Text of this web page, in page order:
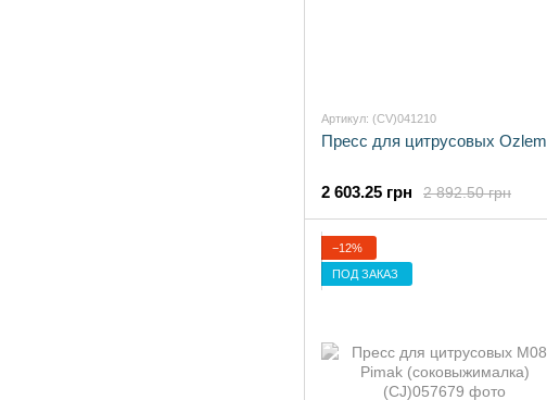
Артикул: (CV)041210
Пресс для цитрусовых Ozlem
2 892.50 грн
2 603.25 грн
−12%
ПОД ЗАКАЗ